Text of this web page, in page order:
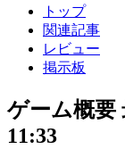
トップ
関連記事
レビュー
掲示板
ゲーム概要
11:33